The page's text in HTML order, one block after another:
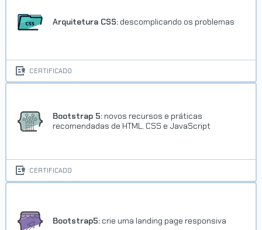
Arquitetura CSS: descomplicando os problemas
CERTIFICADO
Bootstrap 5: novos recursos e práticas
recomendadas de HTML, CSS e JavaScript
CERTIFICADO
Bootstrap5: crie uma landing page responsiva